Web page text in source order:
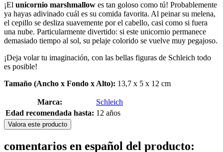
¡El unicornio marshmallow es tan goloso como tú! Probablemente
ya hayas adivinado cuál es su comida favorita. Al peinar su melena,
el cepillo se desliza suavemente por el cabello, casi como si fuera
una nube. Particularmente divertido: si este unicornio permanece
demasiado tiempo al sol, su pelaje colorido se vuelve muy pegajoso.
¡Deja volar tu imaginación, con las bellas figuras de Schleich todo
es posible!
Tamaño (Ancho x Fondo x Alto): 13,7 x 5 x 12 cm
Marca:
Schleich
Edad recomendada hasta: 12 años
Valora este producto
comentarios en español del producto: